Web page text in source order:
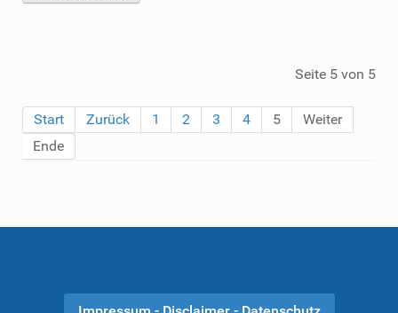
Seite 5 von 5
Start Zurück 1 2 3 4 5
Weiter
Ende